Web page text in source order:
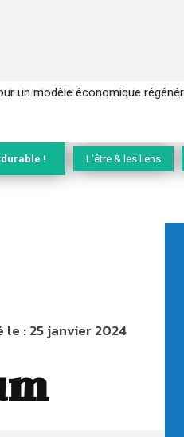
biodiversité » appelle les
! L'être & les liens
le :25 janvier 2024